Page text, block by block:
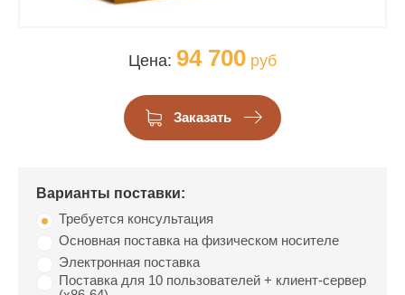
Цена: 94 700 руб
Заказать
Варианты поставки:
Требуется консультация
Основная поставка на физическом носителе
Электронная поставка
Поставка для 10 пользователей + клиент-сервер